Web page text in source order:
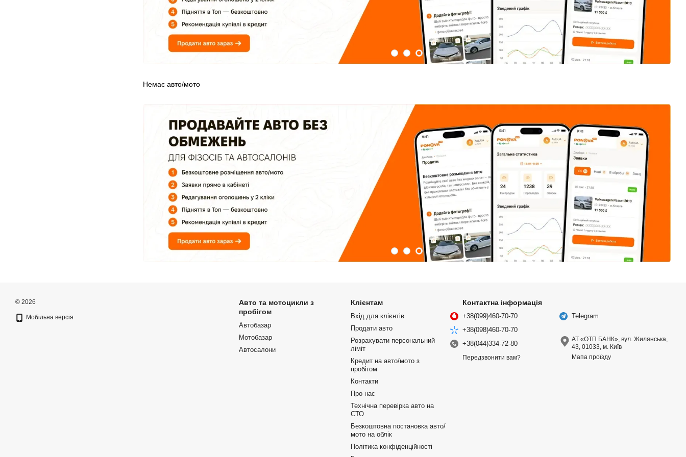
Немає авто/мото
© 2026
Мобільна версія
Авто та мотоцикли з
пробігом
Автобазар
Мотобазар
Автосалони
Клієнтам
Вхід для клієнтів
Продати авто
Розрахувати персональний
ліміт
Кредит на авто/мото з
пробігом
Контакти
Про нас
Технічна перевірка авто на
СТО
Безкоштовна постановка авто/
мото на облік
Політика конфіденційності
Контактна інформація
+38(099)460-70-70
+38(098)460-70-70
+38(044)334-72-80
Передзвонити вам?
Telegram
АТ «ОТП БАНК», вул. Жилянська,
43, 01033, м. Київ
Мапа проїзду